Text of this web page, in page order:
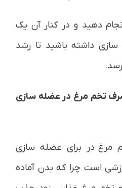
دهید و در کنار آن یک
داشته باشید تا رشد
تخم مرغ در عضله سازی
مرغ در برای عضله سازی
است چرا که بدن آماده